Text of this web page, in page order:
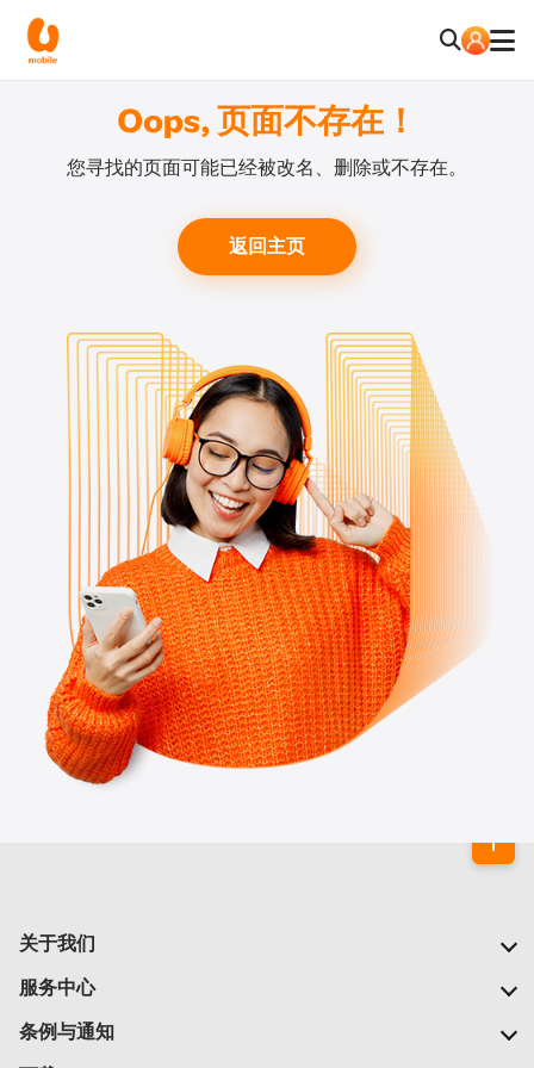
Oops, 页面不存在！
您寻找的页面可能已经被改名、删除或不存在。
返回主页
关于我们
我们的公司
新闻中心
服务中心
常见问题
条例与通知